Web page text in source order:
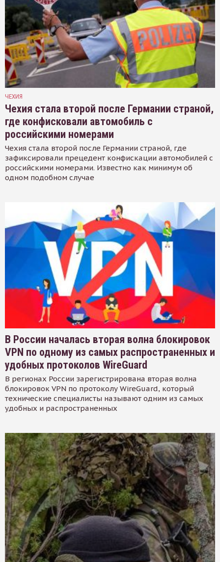
ЧЕХИЯ
Чехия стала второй после Германии страной,
где конфисковали автомобиль с
российскими номерами
Чехия стала второй после Германии страной, где
зафиксировали прецедент конфискации автомобилей с
российскими номерами. Известно как минимум об
одном подобном случае
В России началась вторая волна блокировок
VPN по одному из самых распространенных и
удобных протоколов WireGuard
В регионах России зарегистрирована вторая волна
блокировок VPN по протоколу WireGuard, который
технические специалисты называют одним из самых
удобных и распространенных